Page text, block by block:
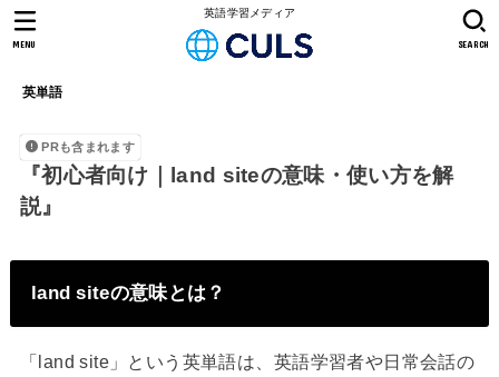
英語学習メディア
英単語
SEARCH
MENU
PRも含まれます
『初心者向け｜land siteの意味・使い方を解
説』
land siteの意味とは？
「land site」という英単語は、英語学習者や日常会話の